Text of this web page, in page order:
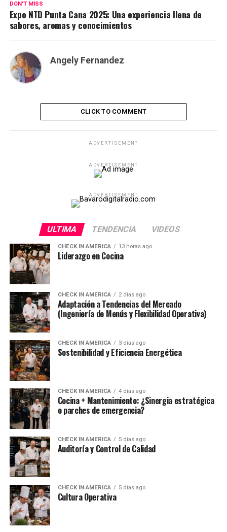
DON'T MISS
Expo NTD Punta Cana 2025: Una experiencia llena de
sabores, aromas y conocimientos
Angely Fernandez
CLICK TO COMMENT
ADVERTISEMENT
ADVERTISEMENT
ADVERTISEMENT
ULTIMA TENDENCIA VIDEOS
CHECK IN AMERICA 13 horas ago
Liderazgo en Cocina
CHECK IN AMERICA 2 días ago
Adaptación a Tendencias del Mercado
(Ingeniería de Menús y Flexibilidad Operativa)
CHECK IN AMERICA 3 días ago
Sostenibilidad y Eficiencia Energética
CHECK IN AMERICA 4 días ago
Cocina + Mantenimiento: ¿Sinergia estratégica
o parches de emergencia?
CHECK IN AMERICA 5 días ago
Auditoría y Control de Calidad
CHECK IN AMERICA 5 días ago
Cultura Operativa